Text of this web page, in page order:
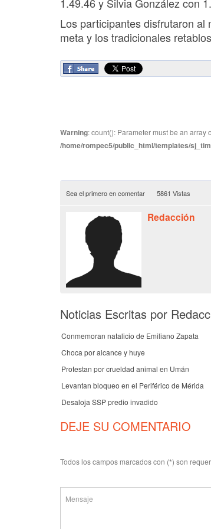
Los participantes disfrutaron
meta y los tradicionales
Warning: count(): Parameter must be an
/home/rompec5/public_html/templates/
Sea el primero en comentar 5861 Vistas
Redacción
Noticias Escritas por
Conmemoran natalicio de Emiliano Zapata
Choca por alcance y huye
Protestan por crueldad animal en Umán
Levantan bloqueo en el Periférico de Mérida
Desaloja SSP predio invadido
DEJE SU COMENTARIO
Todos los campos marcados con (*) son